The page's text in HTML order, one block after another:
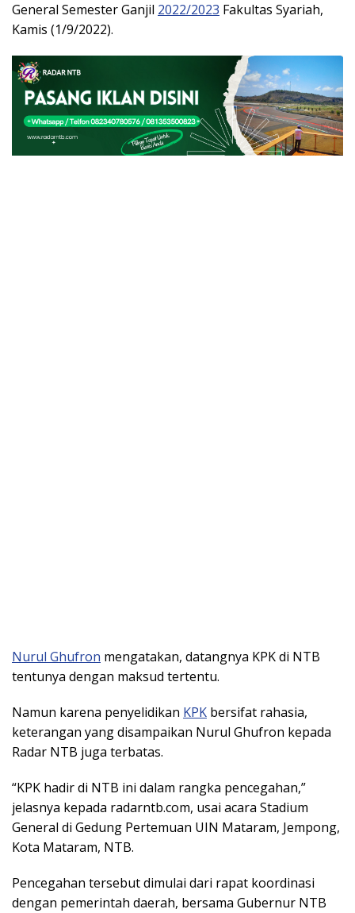
General Semester Ganjil 2022/2023 Fakultas Syariah,
Kamis (1/9/2022).
Nurul Ghufron mengatakan, datangnya KPK di NTB
tentunya dengan maksud tertentu.
Namun karena penyelidikan KPK bersifat rahasia,
keterangan yang disampaikan Nurul Ghufron kepada
Radar NTB juga terbatas.
“KPK hadir di NTB ini dalam rangka pencegahan,”
jelasnya kepada radarntb.com, usai acara Stadium
General di Gedung Pertemuan UIN Mataram, Jempong,
Kota Mataram, NTB.
Pencegahan tersebut dimulai dari rapat koordinasi
dengan pemerintah daerah, bersama Gubernur NTB